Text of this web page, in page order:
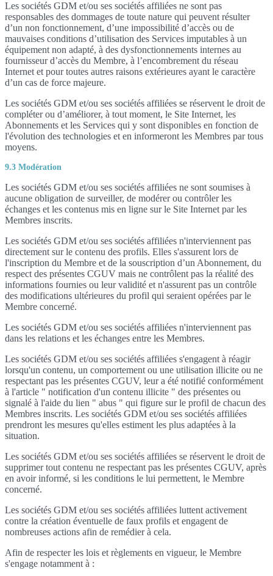
Les sociétés GDM et/ou ses sociétés affiliées ne sont pas
responsables des dommages de toute nature qui peuvent résulter
d’un non fonctionnement, d’une impossibilité d’accès ou de
mauvaises conditions d’utilisation des Services imputables à un
équipement non adapté, à des dysfonctionnements internes au
fournisseur d’accès du Membre, à l’encombrement du réseau
Internet et pour toutes autres raisons extérieures ayant le caractère
d’un cas de force majeure.
Les sociétés GDM et/ou ses sociétés affiliées se réservent le droit de
compléter ou d’améliorer, à tout moment, le Site Internet, les
Abonnements et les Services qui y sont disponibles en fonction de
l'évolution des technologies et en informeront les Membres par tous
moyens.
9.3 Modération
Les sociétés GDM et/ou ses sociétés affiliées ne sont soumises à
aucune obligation de surveiller, de modérer ou contrôler les
échanges et les contenus mis en ligne sur le Site Internet par les
Membres inscrits.
Les sociétés GDM et/ou ses sociétés affiliées n'interviennent pas
directement sur le contenu des profils. Elles s'assurent lors de
l'inscription du Membre et de la souscription d’un Abonnement, du
respect des présentes CGUV mais ne contrôlent pas la réalité des
informations fournies ou leur validité et n'assurent pas un contrôle
des modifications ultérieures du profil qui seraient opérées par le
Membre concerné.
Les sociétés GDM et/ou ses sociétés affiliées n'interviennent pas
dans les relations et les échanges entre les Membres.
Les sociétés GDM et/ou ses sociétés affiliées s'engagent à réagir
lorsqu'un contenu, un comportement ou une utilisation illicite ou ne
respectant pas les présentes CGUV, leur a été notifié conformément
à l'article " notification d'un contenu illicite " des présentes ou
signalé à l'aide du lien " abus " qui figure sur le profil de chacun des
Membres inscrits. Les sociétés GDM et/ou ses sociétés affiliées
prendront les mesures qu'elles estiment les plus adaptées à la
situation.
Les sociétés GDM et/ou ses sociétés affiliées se réservent le droit de
supprimer tout contenu ne respectant pas les présentes CGUV, après
en avoir informé, si les conditions le lui permettent, le Membre
concerné.
Les sociétés GDM et/ou ses sociétés affiliées luttent activement
contre la création éventuelle de faux profils et engagent de
nombreuses actions afin de remédier à cela.
Afin de respecter les lois et règlements en vigueur, le Membre
s'engage notamment à :